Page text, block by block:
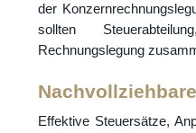
der
sollten
Rechnungslegung
Effektive Steuersätze,